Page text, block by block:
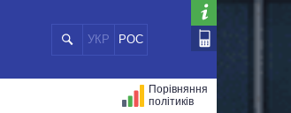
УКР РОС
Порівняння
політиків